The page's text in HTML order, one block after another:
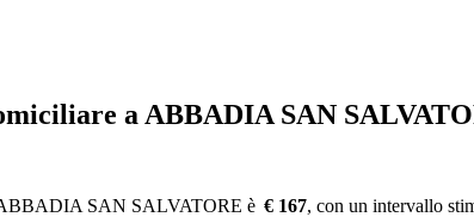
a ABBADIA SAN
SAN SALVATORE è € 167, con un intervallo